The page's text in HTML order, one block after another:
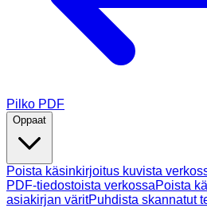
Pilko PDF
Oppaat
Poista käsinkirjoitus kuvista
PDF-tiedostoista verkossaPoista
asiakirjan väritPuhdista skannatut